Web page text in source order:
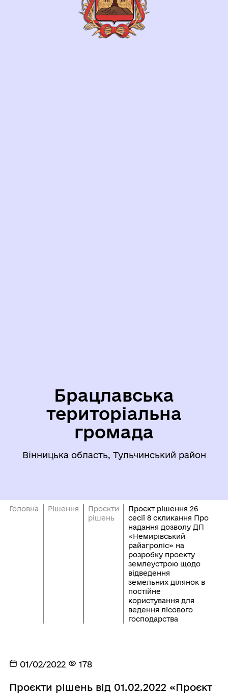
Брацлавська
територіальна
громада
Вінницька область, Тульчинський район
Головна Рішення
Проєкти
рішень
Проєкт рішення 26
сесії 8 скликання Про
надання дозволу ДП
«Немирівський
райагроліс» на
розробку проекту
землеустрою щодо
відведення
земельних ділянок в
постійне
користування для
ведення лісового
господарства
01/02/2022 178
Проєкти рішень від 01.02.2022 «Проєкт